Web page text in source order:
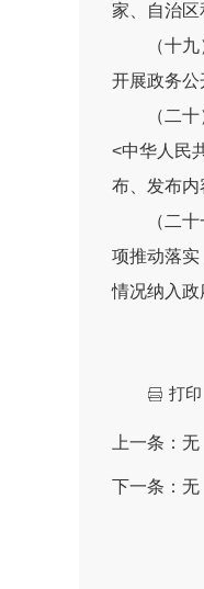
家、自治区
（十
开展政务公
（二
<中华人民
布、发布
（二
项推动落
情况纳入政
打印
上一条： 无
下一条： 无